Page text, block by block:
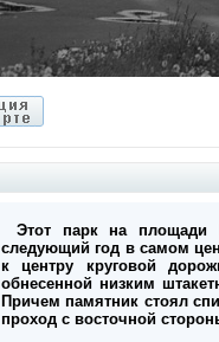
Этот парк на площади
следующий год в самом
к центру круговой
обнесенной низким
Причем памятник стоял
проход с восточной